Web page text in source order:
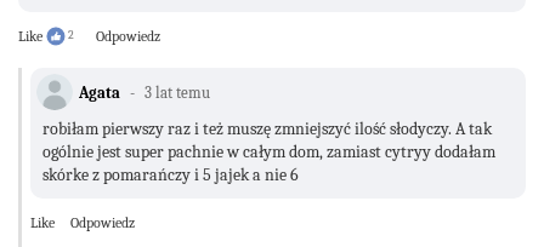
Like 2 Odpowiedz
Agata 3 lat temu
robiłam pierwszy raz i też muszę zmniejszyć ilość słodyczy. A tak
ogólnie jest super pachnie w całym dom, zamiast cytryy dodałam
skórke z pomarańczy i 5 jajek a nie 6
Like Odpowiedz